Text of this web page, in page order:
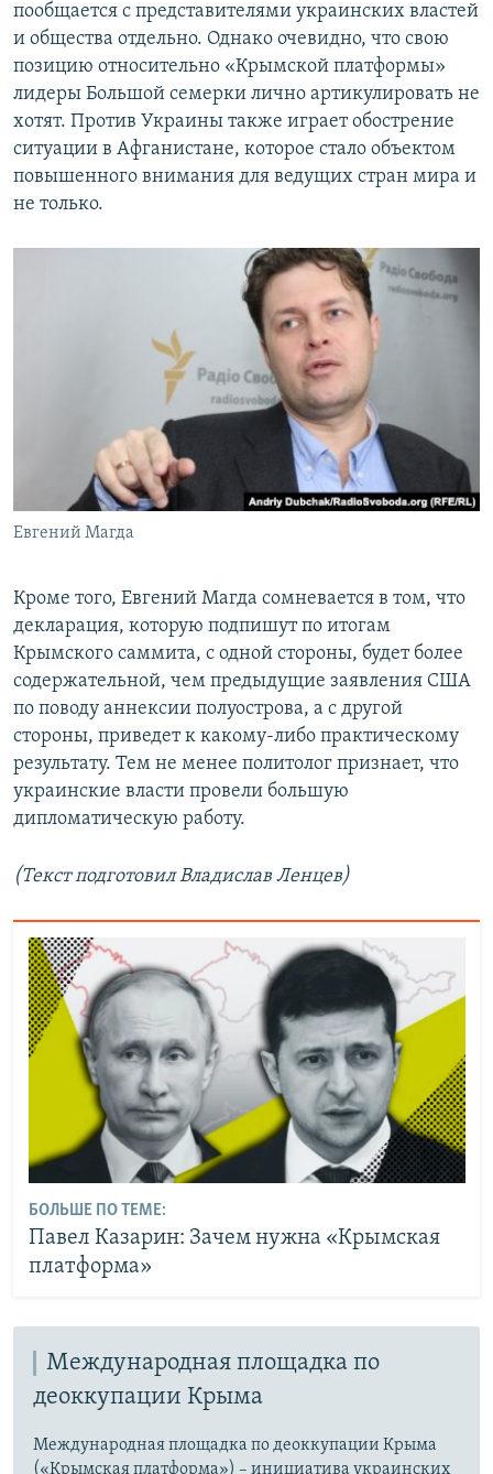
пообщается с представителями украинских властей
и общества отдельно. Однако очевидно, что свою
позицию относительно «Крымской платформы»
лидеры Большой семерки лично артикулировать не
хотят. Против Украины также играет обострение
ситуации в Афганистане, которое стало объектом
повышенного внимания для ведущих стран мира и
не только.
Евгений Магда
Кроме того, Евгений Магда сомневается в том, что
декларация, которую подпишут по итогам
Крымского саммита, с одной стороны, будет более
содержательной, чем предыдущие заявления США
по поводу аннексии полуострова, а с другой
стороны, приведет к какому-либо практическому
результату. Тем не менее политолог признает, что
украинские власти провели большую
дипломатическую работу.
(Текст подготовил Владислав Ленцев)
БОЛЬШЕ ПО ТЕМЕ:
Павел Казарин: Зачем нужна «Крымская
платформа»
Международная площадка по
деоккупации Крыма
Международная площадка по деоккупации Крыма
(«Крымская платформа») – инициатива украинских